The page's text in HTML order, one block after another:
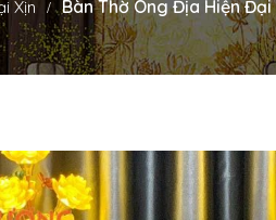
Xịn Bàn Thờ Ông Địa Hiện Đại